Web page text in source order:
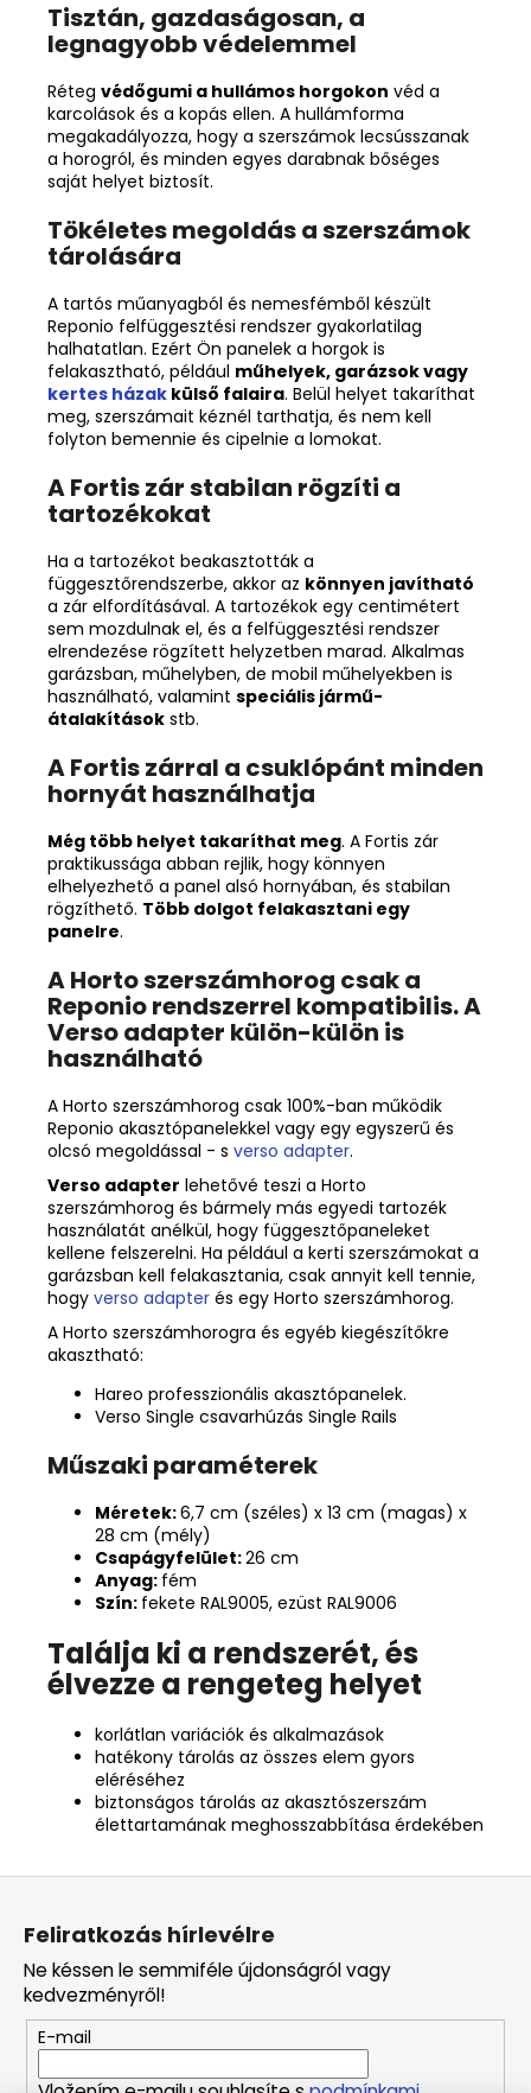
Tisztán, gazdaságosan, a
legnagyobb védelemmel
Réteg védőgumi a hullámos horgokon véd a
karcolások és a kopás ellen. A hullámforma
megakadályozza, hogy a szerszámok lecsússzanak
a horogról, és minden egyes darabnak bőséges
saját helyet biztosít.
Tökéletes megoldás a szerszámok
tárolására
A tartós műanyagból és nemesfémből készült
Reponio felfüggesztési rendszer gyakorlatilag
halhatatlan. Ezért Ön panelek a horgok is
felakasztható, például műhelyek, garázsok vagy
kertes házak külső falaira. Belül helyet takaríthat
meg, szerszámait kéznél tarthatja, és nem kell
folyton bemennie és cipelnie a lomokat.
A Fortis zár stabilan rögzíti a
tartozékokat
Ha a tartozékot beakasztották a
függesztőrendszerbe, akkor az könnyen javítható
a zár elfordításával. A tartozékok egy centimétert
sem mozdulnak el, és a felfüggesztési rendszer
elrendezése rögzített helyzetben marad. Alkalmas
garázsban, műhelyben, de mobil műhelyekben is
használható, valamint speciális jármű-
átalakítások stb.
A Fortis zárral a csuklópánt minden
hornyát használhatja
Még több helyet takaríthat meg. A Fortis zár
praktikussága abban rejlik, hogy könnyen
elhelyezhető a panel alsó hornyában, és stabilan
rögzíthető. Több dolgot felakasztani egy
panelre.
A Horto szerszámhorog csak a
Reponio rendszerrel kompatibilis. A
Verso adapter külön-külön is
használható
A Horto szerszámhorog csak 100%-ban működik
Reponio akasztópanelekkel vagy egy egyszerű és
olcsó megoldással - s verso adapter.
Verso adapter lehetővé teszi a Horto
szerszámhorog és bármely más egyedi tartozék
használatát anélkül, hogy függesztőpaneleket
kellene felszerelni. Ha például a kerti szerszámokat a
garázsban kell felakasztania, csak annyit kell tennie,
hogy verso adapter és egy Horto szerszámhorog.
A Horto szerszámhorogra és egyéb kiegészítőkre
akasztható:
Hareo professzionális akasztópanelek.
Verso Single csavarhúzás Single Rails
Műszaki paraméterek
Méretek:6,7 cm (széles) x 13 cm (magas) x
28 cm (mély)
Csapágyfelület:26 cm
Anyag: fém
Szín: fekete RAL9005, ezüst RAL9006
Találja ki a rendszerét, és
élvezze a rengeteg helyet
korlátlan variációk és alkalmazások
hatékony tárolás az összes elem gyors
eléréséhez
biztonságos tárolás az akasztószerszám
élettartamának meghosszabbítása érdekében
L
Feliratkozás hírlevélre
Ne késsen le semmiféle újdonságról vagy
kedvezményről!
E-mail